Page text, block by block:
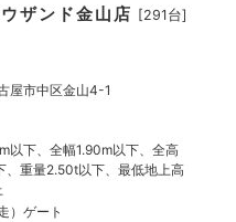
ザンド金山店 [291台]
屋市中区金山4-1
以下、全幅1.90m以下、全高
、重量2.50t以下、最低地上高
）ゲート